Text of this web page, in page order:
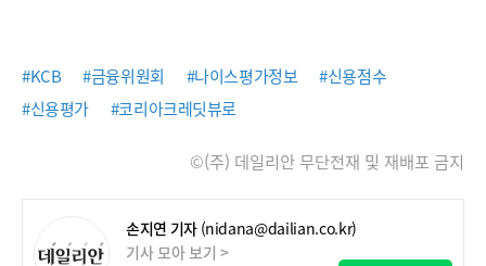
#KCB #금융위원회 #나이스평가정보
#신용점수
#신용평가
#코리아크레딧뷰로
©(주) 데일리안 무단전재 및 재배포 금지
손지연 기자 (nidana@dailian.co.kr)
기사 모아 보기 >